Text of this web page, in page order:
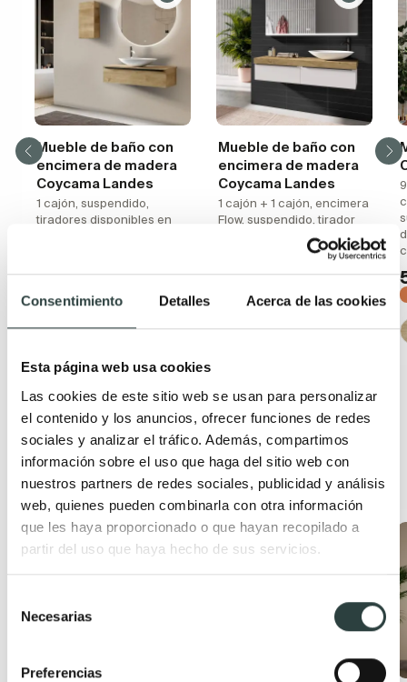
Consentimiento Detalles Acerca de las cookies
Esta página web usa cookies
Las cookies de este sitio web se usan para personalizar
el contenido y los anuncios, ofrecer funciones de redes
sociales y analizar el tráfico. Además, compartimos
información sobre el uso que haga del sitio web con
nuestros partners de redes sociales, publicidad y análisis
web, quienes pueden combinarla con otra información
que les haya proporcionado o que hayan recopilado a
partir del uso que haya hecho de sus servicios.
Necesarias
Preferencias
Mueble de baño con
encimera de madera
Coycama Landes
1 cajón, suspendido,
tiradores disponibles en
280,20€337,59€
−17%
+ 1
Mueble de baño con
encimera de madera
Coycama Landes
1 cajón + 1 cajón, encimera
Flow, suspendido, tirador
disponible en varios
colores con barra de
662,84€798,60€
Productos relacionados
Oferta